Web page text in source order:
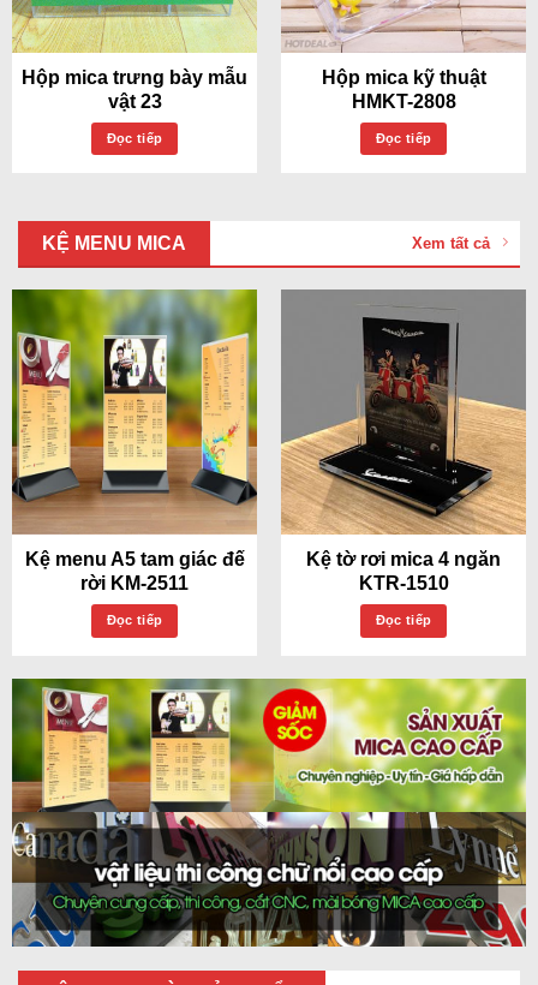
Hộp mica trưng bày mẫu
vật 23
Đọc tiếp
Hộp mica kỹ thuật
HMKT-2808
Đọc tiếp
KỆ MENU MICA Xem tất cả
Kệ menu A5 tam giác đế
rời KM-2511
Đọc tiếp
Kệ tờ rơi mica 4 ngăn
KTR-1510
Đọc tiếp